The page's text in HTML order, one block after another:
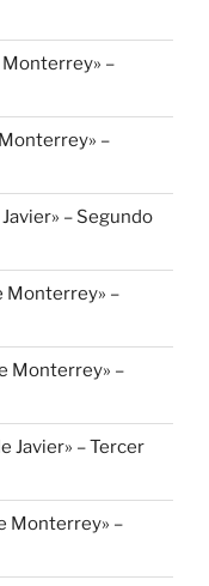
Monterrey» –
–
– Segundo
Monterrey» –
Monterrey» –
Javier» – Tercer
Monterrey» –